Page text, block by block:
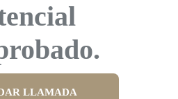
LLAMADA